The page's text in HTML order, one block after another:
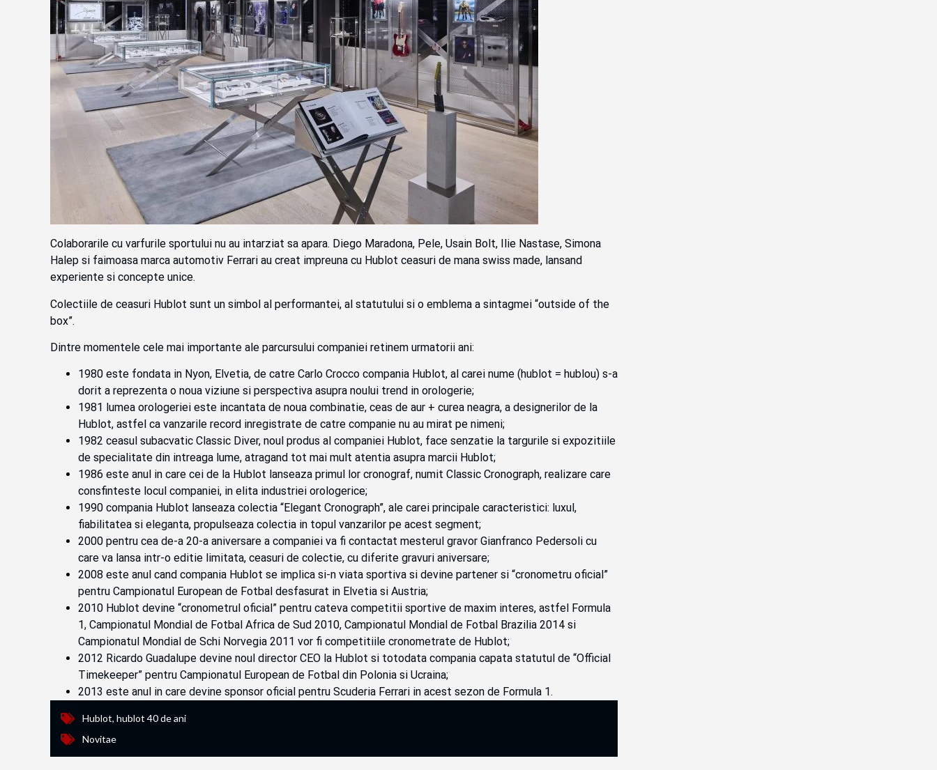
Colaborarile cu varfurile sportului nu au intarziat sa apara. Diego Maradona, Pele, Usain Bolt, Ilie Nastase, Simona
Halep si faimoasa marca automotiv Ferrari au creat impreuna cu Hublot ceasuri de mana swiss made, lansand
experiente si concepte unice.
Colectiile de ceasuri Hublot sunt un simbol al performantei, al statutului si o emblema a sintagmei “outside of the
box”.
Dintre momentele cele mai importante ale parcursului companiei retinem urmatorii ani:
1980 este fondata in Nyon, Elvetia, de catre Carlo Crocco compania Hublot, al carei nume (hublot = hublou) s-a
dorit a reprezenta o noua viziune si perspectiva asupra noului trend in orologerie;
1981 lumea orologeriei este incantata de noua combinatie, ceas de aur + curea neagra, a designerilor de la
Hublot, astfel ca vanzarile record inregistrate de catre companie nu au mirat pe nimeni;
1982 ceasul subacvatic Classic Diver, noul produs al companiei Hublot, face senzatie la targurile si expozitiile
de specialitate din intreaga lume, atragand tot mai mult atentia asupra marcii Hublot;
1986 este anul in care cei de la Hublot lanseaza primul lor cronograf, numit Classic Cronograph, realizare care
consfinteste locul companiei, in elita industriei orologerice;
1990 compania Hublot lanseaza colectia “Elegant Cronograph”, ale carei principale caracteristici: luxul,
fiabilitatea si eleganta, propulseaza colectia in topul vanzarilor pe acest segment;
2000 pentru cea de-a 20-a aniversare a companiei va fi contactat mesterul gravor Gianfranco Pedersoli cu
care va lansa intr-o editie limitata, ceasuri de colectie, cu diferite gravuri aniversare;
2008 este anul cand compania Hublot se implica si-n viata sportiva si devine partener si “cronometru oficial”
pentru Campionatul European de Fotbal desfasurat in Elvetia si Austria;
2010 Hublot devine “cronometrul oficial” pentru cateva competitii sportive de maxim interes, astfel Formula
1, Campionatul Mondial de Fotbal Africa de Sud 2010, Campionatul Mondial de Fotbal Brazilia 2014 si
Campionatul Mondial de Schi Norvegia 2011 vor fi competitiile cronometrate de Hublot;
2012 Ricardo Guadalupe devine noul director CEO la Hublot si totodata compania capata statutul de “Official
Timekeeper” pentru Campionatul European de Fotbal din Polonia si Ucraina;
2013 este anul in care devine sponsor oficial pentru Scuderia Ferrari in acest sezon de Formula 1.
Hublot, hublot 40 de ani
Novitae